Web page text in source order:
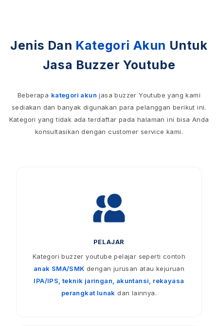
Jenis Dan Kategori Akun Untuk
Jasa Buzzer Youtube
Beberapa kategori akun jasa buzzer Youtube yang kami
sediakan dan banyak digunakan para pelanggan berikut ini.
Kategori yang tidak ada terdaftar pada halaman ini bisa Anda
konsultasikan dengan customer service kami.
PELAJAR
Kategori buzzer youtube pelajar seperti contoh
anak SMA/SMK dengan jurusan atau kejuruan
IPA/IPS, teknik jaringan, akuntansi, rekayasa
perangkat lunak dan lainnya.